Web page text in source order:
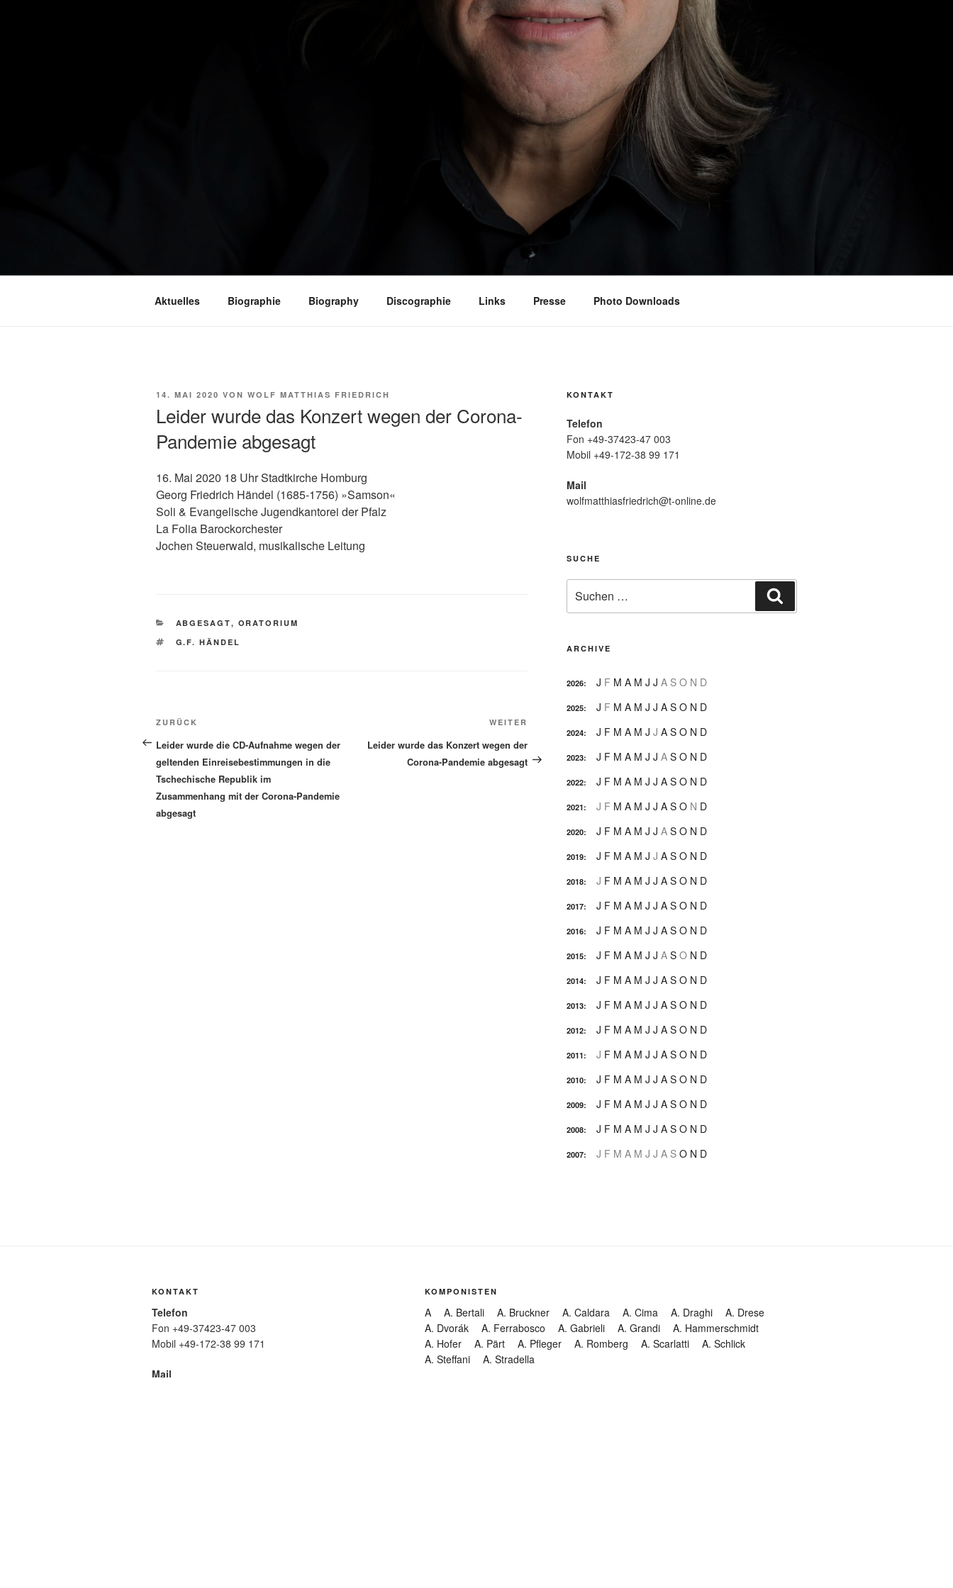
Aktuelles Biographie Biography Discographie Links Presse Photo Downloads
VERÖFFENTLICHT
14. MAI 2020 VON WOLF MATTHIAS FRIEDRICH
Leider wurde das Konzert wegen der Corona-
Pandemie abgesagt
16. Mai 2020 18 Uhr Stadtkirche Homburg
Georg Friedrich Händel (1685-1756) »Samson«
Soli & Evangelische Jugendkantorei der Pfalz
La Folia Barockorchester
Jochen Steuerwald, musikalische Leitung
KATEGORIEN
ABGESAGT, ORATORIUM
SCHLAGWÖRTER
G.F. HÄNDEL
Beitragsnavigation
Vorheriger
Beitrag
ZURÜCK
Leider wurde die CD-Aufnahme wegen der
geltenden Einreisebestimmungen in die
Tschechische Republik im
Zusammenhang mit der Corona-Pandemie
abgesagt
Beitrag
WEITER
Leider wurde das Konzert wegen der
Corona-Pandemie abgesagt
KONTAKT
Telefon
Fon +49-37423-47 003
Mobil +49-172-38 99 171
Mail
wolfmatthiasfriedrich@t-online.de
SUCHE
nach:
ARCHIVE
2026: J F M A M J J A S O N D
2025: J F M A M J J A S O N D
2024: J F M A M J J A S O N D
2023: J F M A M J J A S O N D
2022: J F M A M J J A S O N D
2021: J F M A M J J A S O N D
2020: J F M A M J J A S O N D
2019: J F M A M J J A S O N D
2018: J F M A M J J A S O N D
2017: J F M A M J J A S O N D
2016: J F M A M J J A S O N D
2015: J F M A M J J A S O N D
2014: J F M A M J J A S O N D
2013: J F M A M J J A S O N D
2012: J F M A M J J A S O N D
2011: J F M A M J J A S O N D
2010: J F M A M J J A S O N D
2009: J F M A M J J A S O N D
2008: J F M A M J J A S O N D
2007: J F M A M J J A S O N D
KONTAKT
Telefon
Fon +49-37423-47 003
Mobil +49-172-38 99 171
Mail
KOMPONISTEN
A A. Bertali A. Bruckner A. Caldara A. Cima A. Draghi
A. Drese
A. Dvorák
A. Ferrabosco A. Gabrieli A. Grandi
A. Hammerschmidt
A. Hofer
A. Pärt A. Pfleger A. Romberg A. Scarlatti
A. Schlick
A. Steffani
A. Stradella